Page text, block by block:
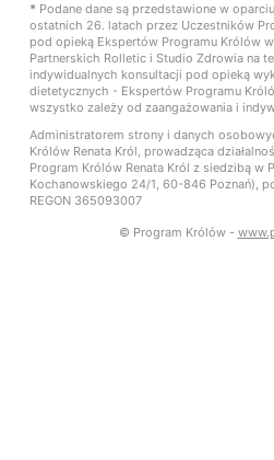
* Podane dane są przedstawione w
ostatnich 26. latach przez Uczestników
pod opieką Ekspertów Programu Królów
Partnerskich Rolletic i Studio Zdrowia na
indywidualnych konsultacji pod opieką
dietetycznych - Ekspertów Programu
wszystko zależy od zaangażowania i
Administratorem strony i danych
Królów Renata Król, prowadząca
Program Królów Renata Król z siedzibą w
Kochanowskiego 24/1, 60-846 Poznań),
REGON 365093007
© Program Królów -